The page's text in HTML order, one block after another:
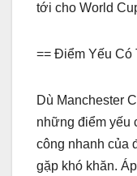
tới cho World
== Điểm Yếu Có
Dù Manchester
những điểm yếu
công nhanh của
gặp khó khăn.